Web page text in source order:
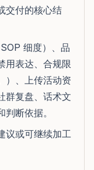
交付的核心结
细度）、品
用表达、合规限
）、上传活动资
群复盘、话术文
断依据。
议或可继续加工